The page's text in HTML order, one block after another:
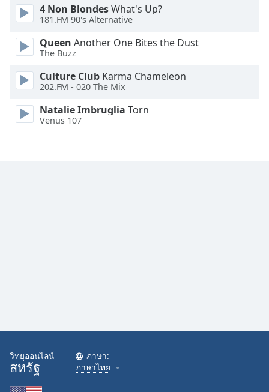
Family
Reset
Close
Modal
Dialog
4 Non BlondesWhat's Up?
181.FM 90's Alternative
Queen Another One Bites the Dust
The Buzz
Culture Club Karma Chameleon
202.FM - 020 The Mix
Natalie Imbruglia Torn
Venus 107
วิทยุออนไลน์
สหรัฐ
ภาษา:
ภาษาไทย